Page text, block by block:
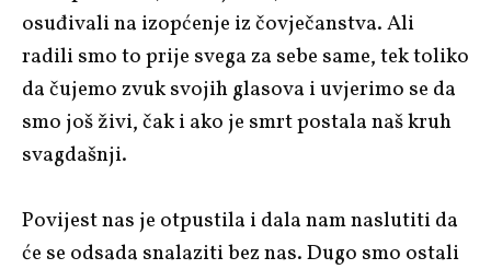
osuđivali na izopćenje iz čovječanstva. Ali
radili smo to prije svega za sebe same, tek toliko
da čujemo zvuk svojih glasova i uvjerimo se da
smo još živi, čak i ako je smrt postala naš kruh
svagdašnji.
Povijest nas je otpustila i dala nam naslutiti da
će se odsada snalaziti bez nas. Dugo smo ostali